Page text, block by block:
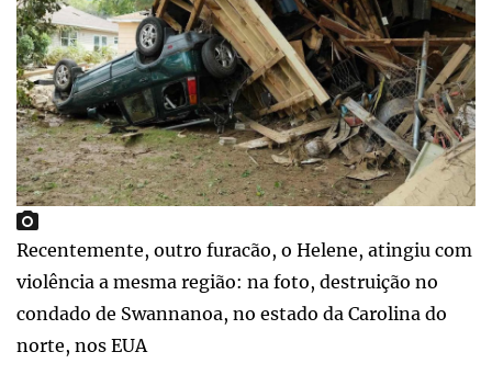
Recentemente, outro furacão, o Helene, atingiu com
violência a mesma região: na foto, destruição no
condado de Swannanoa, no estado da Carolina do
norte, nos EUA